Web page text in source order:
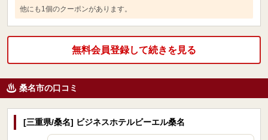
他にも1個のクーポンがあります。
無料会員登録して続きを見る
桑名市の口コミ
[三重県/桑名] ビジネスホテルビーエル桑名